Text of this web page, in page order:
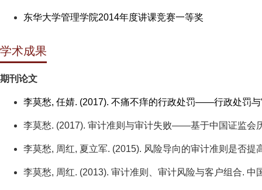
东华大学管理学院2014年度讲课竞赛一等奖
学术成果
期刊论文
李莫愁, 任婧. (2017). 不痛不痒的行政处罚——行政处罚
李莫愁. (2017). 审计准则与审计失败——基于中国证监会
李莫愁, 周红, 夏立军. (2015). 风险导向的审计准则是否
李莫愁, 周红. (2013). 审计准则、审计风险与客户组合. 中